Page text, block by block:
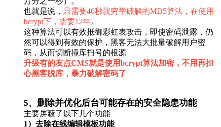
也就是说， 只需要40秒就穷举破解的MD5算法，在使用
bcrypt下，需要12年。
这种算法可以有效抵御彩虹表攻击，即使密码泄露，仍
然可以得到有效的保护，黑客无法大批量破解用户密
码，从而切断撞库扫号的根源
升级有的友点CMS就是使用bcrypt算法加密，不用再担
心黑客脱库，暴力破解密码了
5、删除并优化后台可能存在的安全隐患功能
主要屏蔽了以下几个功能
1）去除在线编辑模板功能